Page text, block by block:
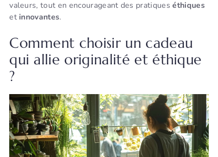
valeurs, tout en encourageant des pratiqueséthiques
et innovantes.
Comment choisir un cadeau
qui allie originalité et éthique
?